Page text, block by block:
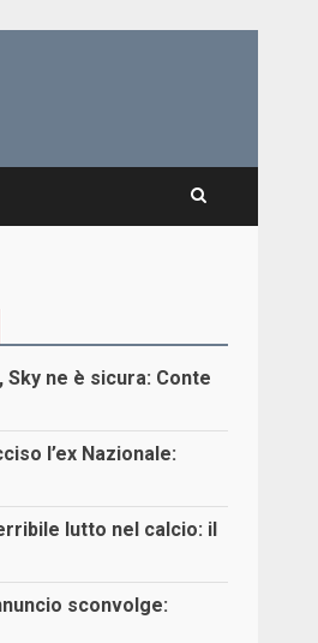
Sky ne è sicura: Conte
l’ex Nazionale:
lutto nel calcio: il
sconvolge: